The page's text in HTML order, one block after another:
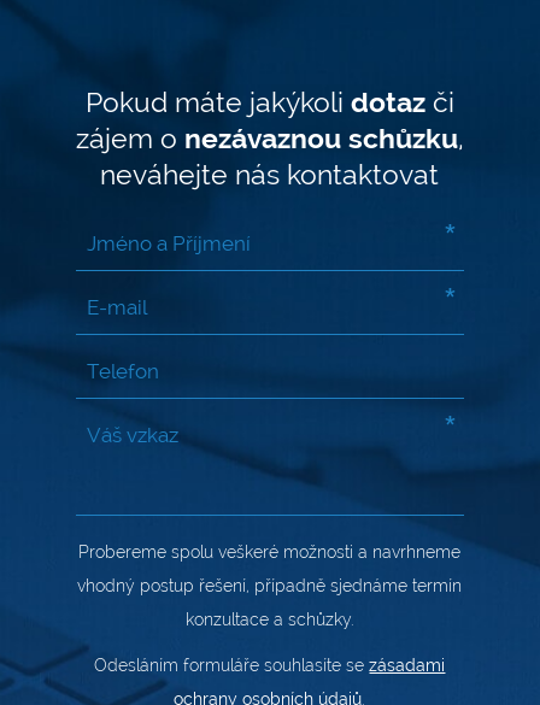
Pokud máte jakýkoli dotazči
zájem o nezávaznou schůzku,
neváhejte nás kontaktovat
*
*
*
Probereme spolu veškeré možnosti a navrhneme
vhodný postup řešení, případně sjednáme termín
konzultace a schůzky.
Odesláním formuláře souhlasíte sezásadami
ochrany osobních údajů